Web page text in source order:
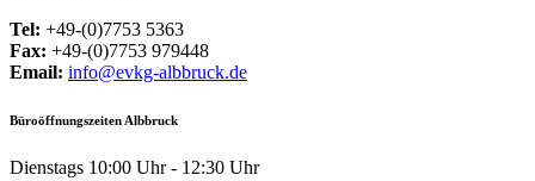
Tel: +49-(0)7753 5363
Fax: +49-(0)7753 979448
Email: info@evkg-albbruck.de
Büroöffnungszeiten Albbruck
Dienstags 10:00 Uhr - 12:30 Uhr